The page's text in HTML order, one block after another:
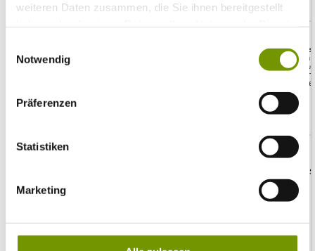
weiteren Daten zusammen, die Sie ihnen bereitgestellt
Notwendig
Präferenzen
Statistiken
Marketing